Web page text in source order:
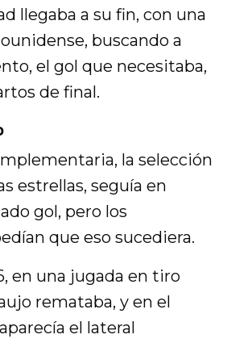
llegaba a su fin, con una
buscando a
el gol que necesitaba,
de final.
la selección
estrellas, seguía en
gol, pero los
que eso sucediera.
en una jugada en tiro
remataba, y en el
el lateral